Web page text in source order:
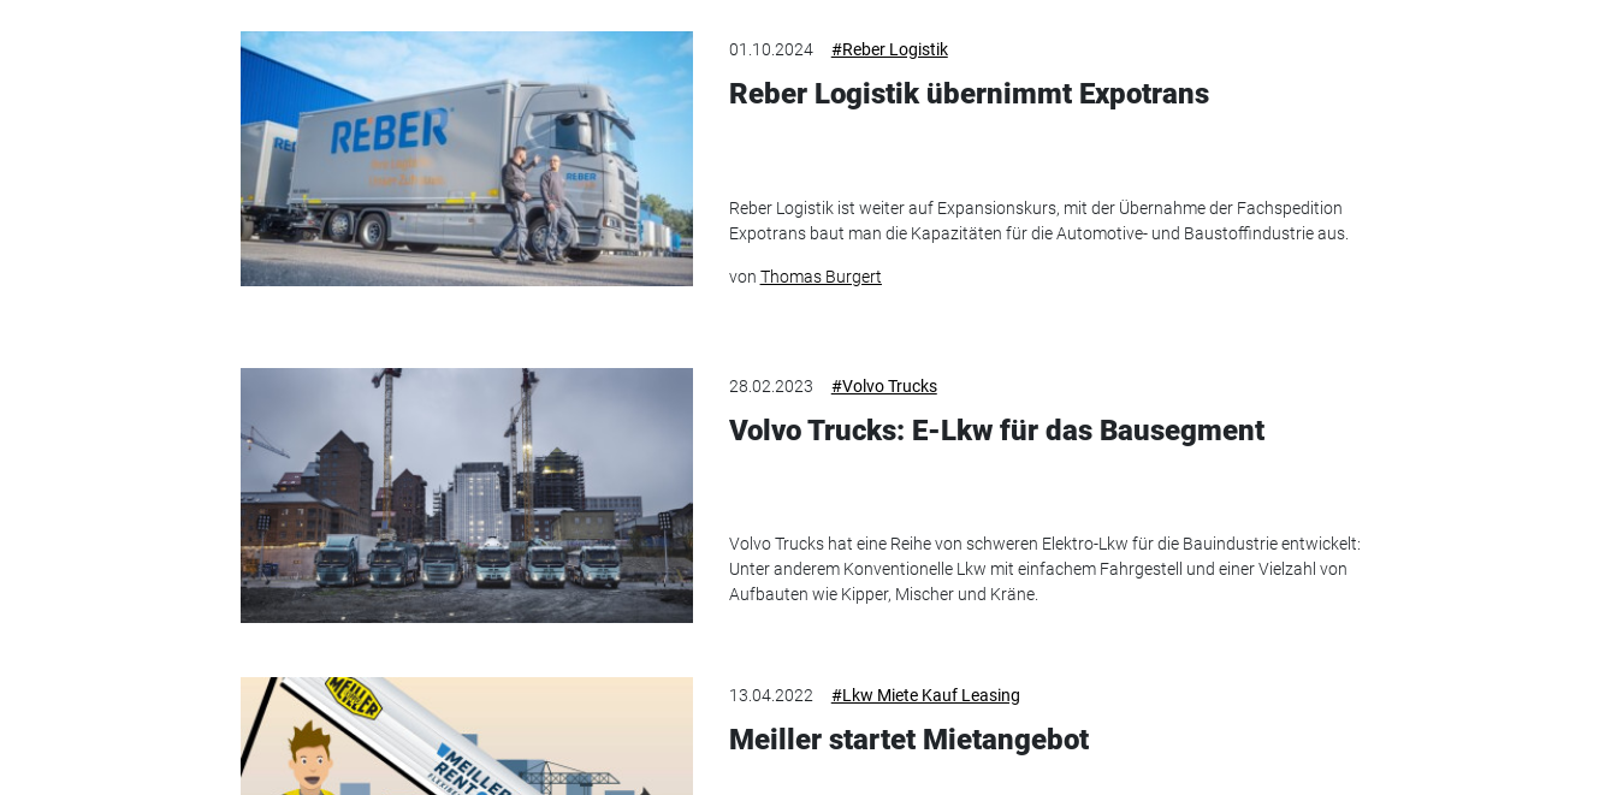
01.10.2024 #Reber Logistik
Reber Logistik übernimmt Expotrans
Reber Logistik ist weiter auf Expansionskurs, mit der Übernahme der Fachspedition
Expotrans baut man die Kapazitäten für die Automotive- und Baustoffindustrie aus.
von Thomas Burgert
28.02.2023 #Volvo Trucks
Volvo Trucks: E-Lkw für das Bausegment
Volvo Trucks hat eine Reihe von schweren Elektro-Lkw für die Bauindustrie entwickelt:
Unter anderem Konventionelle Lkw mit einfachem Fahrgestell und einer Vielzahl von
Aufbauten wie Kipper, Mischer und Kräne.
13.04.2022 #Lkw Miete Kauf Leasing
Meiller startet Mietangebot